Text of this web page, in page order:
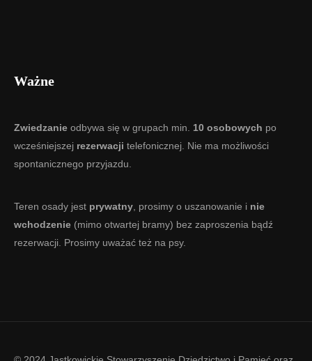
Ważne
Zwiedzanie odbywa się w grupach min. 10 osobowych po
wcześniejszej rezerwacji telefonicznej. Nie ma możliwości
spontanicznego przyjazdu.
Teren osady jest prywatny , prosimy o uszanowanie i nie
wchodzenie (mimo otwartej bramy) bez zaproszenia bądź
rezerwacji. Prosimy uważać też na psy.